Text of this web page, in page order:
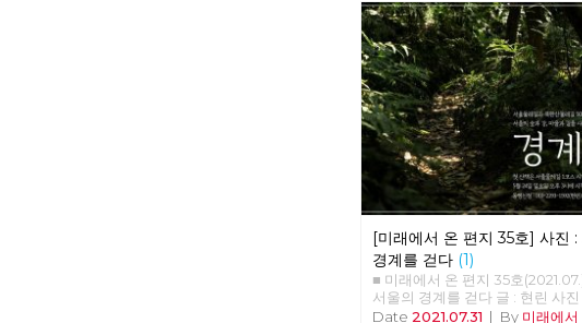
[미래에서 온 편지 35호] 사진 :
경계를 걷다 (1)
■ 미래에서 온 편지 35호
서울의 경계를 걷다 글 : 현린 사진
김수경, 안보영, 유용현, 적야, 정
Date 2021.07.31 | By 미래에